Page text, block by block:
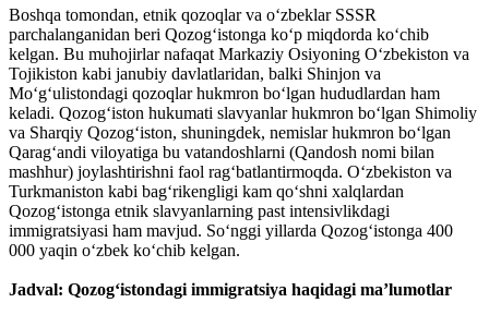
Boshqa tomondan, etnik qozoqlar va oʻzbeklar SSSR
parchalanganidan beri Qozogʻistonga koʻp miqdorda koʻchib
kelgan. Bu muhojirlar nafaqat Markaziy Osiyoning Oʻzbekiston va
Tojikiston kabi janubiy davlatlaridan, balki Shinjon va
Moʻgʻulistondagi qozoqlar hukmron boʻlgan hududlardan ham
keladi. Qozogʻiston hukumati slavyanlar hukmron boʻlgan Shimoliy
va Sharqiy Qozogʻiston, shuningdek, nemislar hukmron boʻlgan
Qaragʻandi viloyatiga bu vatandoshlarni (Qandosh nomi bilan
mashhur) joylashtirishni faol ragʻbatlantirmoqda. Oʻzbekiston va
Turkmaniston kabi bagʻrikengligi kam qoʻshni xalqlardan
Qozogʻistonga etnik slavyanlarning past intensivlikdagi
immigratsiyasi ham mavjud. Soʻnggi yillarda Qozogʻistonga 400
000 yaqin oʻzbek koʻchib kelgan.
Jadval: Qozogʻistondagi immigratsiya haqidagi maʼlumotlar